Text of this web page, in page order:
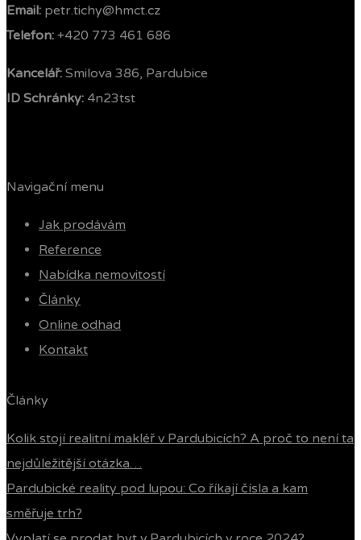
Email: petr.tichy@hmct.cz
Telefon: ‭ +420 773 461 686‬
Kancelář: Smilova 386, Pardubice
ID Schránky: 4n23tst
Navigační menu
Jak prodávám
Reference
Nabídka nemovitostí
Články
Online odhad
Kontakt
Články
Kolik stojí realitní makléř v Pardubicích? A proč to není ta
nejdůležitější otázka…
Pardubické reality pod lupou: Co říkají čísla a kam
směřuje trh?